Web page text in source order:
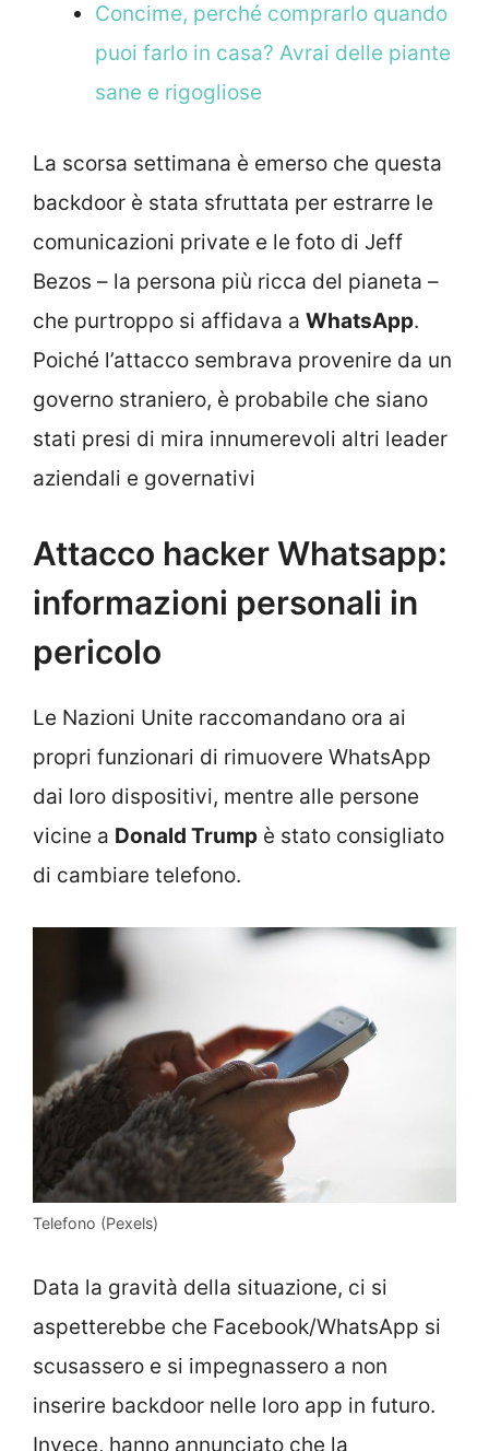
Concime, perché comprarlo quando
puoi farlo in casa? Avrai delle piante
sane e rigogliose
La scorsa settimana è emerso che questa
backdoor è stata sfruttata per estrarre le
comunicazioni private e le foto di Jeff
Bezos – la persona più ricca del pianeta –
che purtroppo si affidava a WhatsApp.
Poiché l’attacco sembrava provenire da un
governo straniero, è probabile che siano
stati presi di mira innumerevoli altri leader
aziendali e governativi
Attacco hacker Whatsapp:
informazioni personali in
pericolo
Le Nazioni Unite raccomandano ora ai
propri funzionari di rimuovere WhatsApp
dai loro dispositivi, mentre alle persone
vicine a Donald Trump è stato consigliato
di cambiare telefono.
Telefono (Pexels)
Data la gravità della situazione, ci si
aspetterebbe che Facebook/WhatsApp si
scusassero e si impegnassero a non
inserire backdoor nelle loro app in futuro.
Invece, hanno annunciato che la